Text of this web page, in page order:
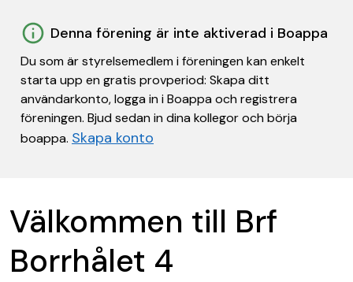
Denna förening är inte aktiverad i Boappa
Du som är styrelsemedlem i föreningen kan enkelt
starta upp en gratis provperiod: Skapa ditt
användarkonto, logga in i Boappa och registrera
föreningen. Bjud sedan in dina kollegor och börja
boappa. Skapa konto
Välkommen till Brf
Borrhålet 4